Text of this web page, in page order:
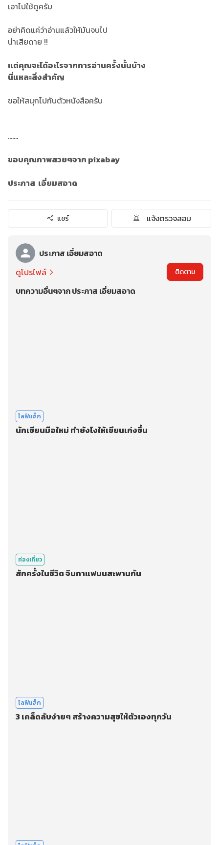
เอาไปใช้ดูครับ
อย่าคิดแค่ว่าอ่านแล้วให้มันจบไป
น่าเสียดาย !!
แต่คุณจะได้อะไรจากการอ่านครั้งนั้นบ้าง
นี่แหละสิ่งสำคัญ
ขอให้สนุกไปกับตัวหนังสือครับ
.......
ขอบคุณภาพสวยๆจาก pixabay
ประภาส เอี่ยมสอาด
แชร์ แจ้งตรวจสอบ
ประภาส เอี่ยมสอาด
ดูโปรไฟล์
ติดตาม
บทความอื่นๆจาก ประภาส เอี่ยมสอาด
ไลฟ์แฮ็ก
นักเขียนมือใหม่ ทำยังไงให้เขียนเก่งขึ้น
ท่องเที่ยว
สักครั้งในชีวิต จิบกาแฟบนสะพานกัน
ไลฟ์แฮ็ก
3 เคล็ดลับง่ายๆ สร้างความสุขให้ตัวเองทุกวัน